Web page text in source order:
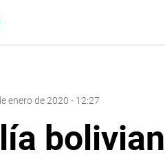
enero de 2020 - 12:27